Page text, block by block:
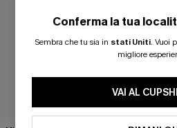
Conferma la tua
Sembra che tu sia in stati Uniti. Vuoi
migliore
VAI AL